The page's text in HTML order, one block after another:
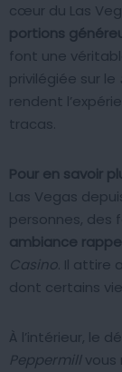
cœur du Las
portions
font une
privilégiée sur le
rendent
tracas.
Pour en savoir
Las Vegas
personnes, des
ambiance
Casino . Il attire
dont certains
À l’intérieur, le
Peppermillvous